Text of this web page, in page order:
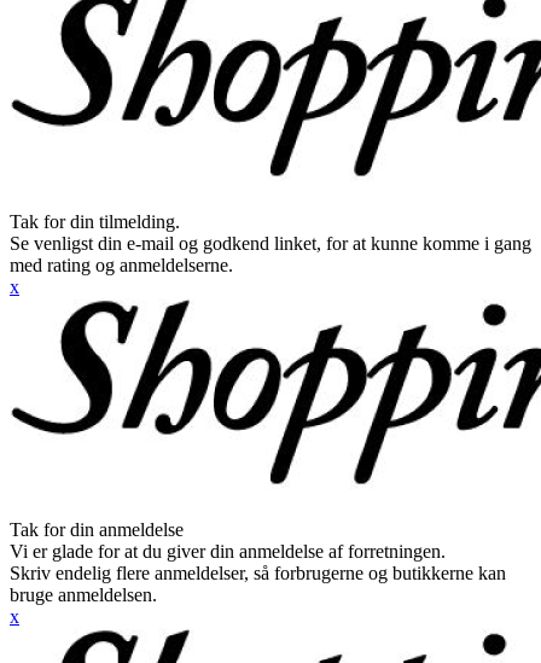
Tak for din tilmelding.
Se venligst din e-mail og godkend linket, for at kunne komme i gang
med rating og anmeldelserne.
x
Tak for din anmeldelse
Vi er glade for at du giver din anmeldelse af forretningen.
Skriv endelig flere anmeldelser, så forbrugerne og butikkerne kan
bruge anmeldelsen.
x